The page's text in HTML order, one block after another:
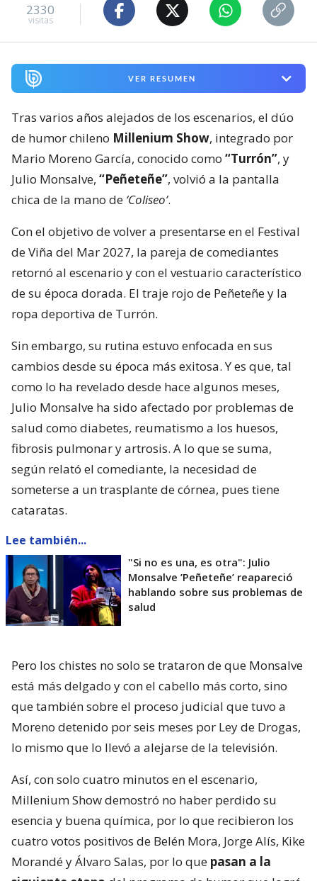
2330
visitas
VER RESUMEN
Tras varios años alejados de los escenarios, el dúo
de humor chileno Millenium Show, integrado por
Mario Moreno García, conocido como “Turrón”, y
Julio Monsalve, “Peñeteñe”, volvió a la pantalla
chica de la mano de ‘Coliseo’.
Con el objetivo de volver a presentarse en el Festival
de Viña del Mar 2027, la pareja de comediantes
retornó al escenario y con el vestuario característico
de su época dorada. El traje rojo de Peñeteñe y la
ropa deportiva de Turrón.
Sin embargo, su rutina estuvo enfocada en sus
cambios desde su época más exitosa. Y es que, tal
como lo ha revelado desde hace algunos meses,
Julio Monsalve ha sido afectado por problemas de
salud como diabetes, reumatismo a los huesos,
fibrosis pulmonar y artrosis. A lo que se suma,
según relató el comediante, la necesidad de
someterse a un trasplante de córnea, pues tiene
cataratas.
Lee también...
"Si no es una, es otra": Julio
Monsalve ’Peñeteñe’ reapareció
hablando sobre sus problemas de
salud
Pero los chistes no solo se trataron de que Monsalve
está más delgado y con el cabello más corto, sino
que también sobre el proceso judicial que tuvo a
Moreno detenido por seis meses por Ley de Drogas,
lo mismo que lo llevó a alejarse de la televisión.
Así, con solo cuatro minutos en el escenario,
Millenium Show demostró no haber perdido su
esencia y buena química, por lo que recibieron los
cuatro votos positivos de Belén Mora, Jorge Alís, Kike
Morandé y Álvaro Salas, por lo que pasan a la